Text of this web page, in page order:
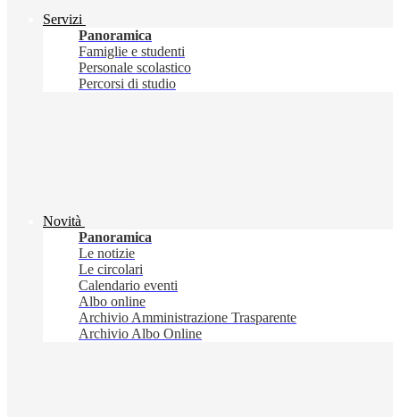
Servizi
Panoramica
Famiglie e studenti
Personale scolastico
Percorsi di studio
Novità
Panoramica
Le notizie
Le circolari
Calendario eventi
Albo online
Archivio Amministrazione Trasparente
Archivio Albo Online